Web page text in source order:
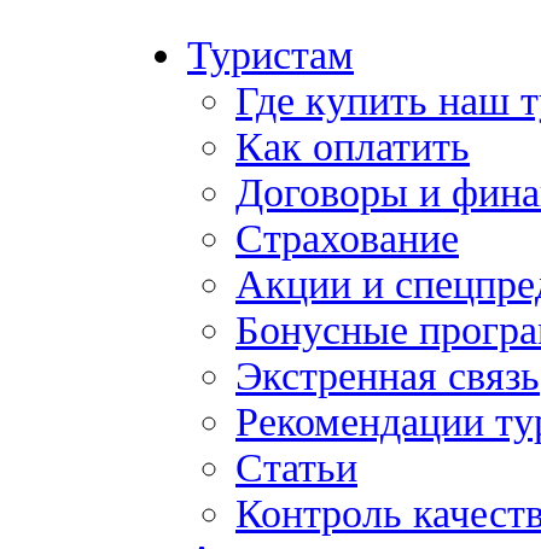
Туристам
Где купить наш
Как оплатить
Договоры и
Страхование
Акции и
Бонусные
Экстренная связь
Рекомендации
Статьи
Контроль